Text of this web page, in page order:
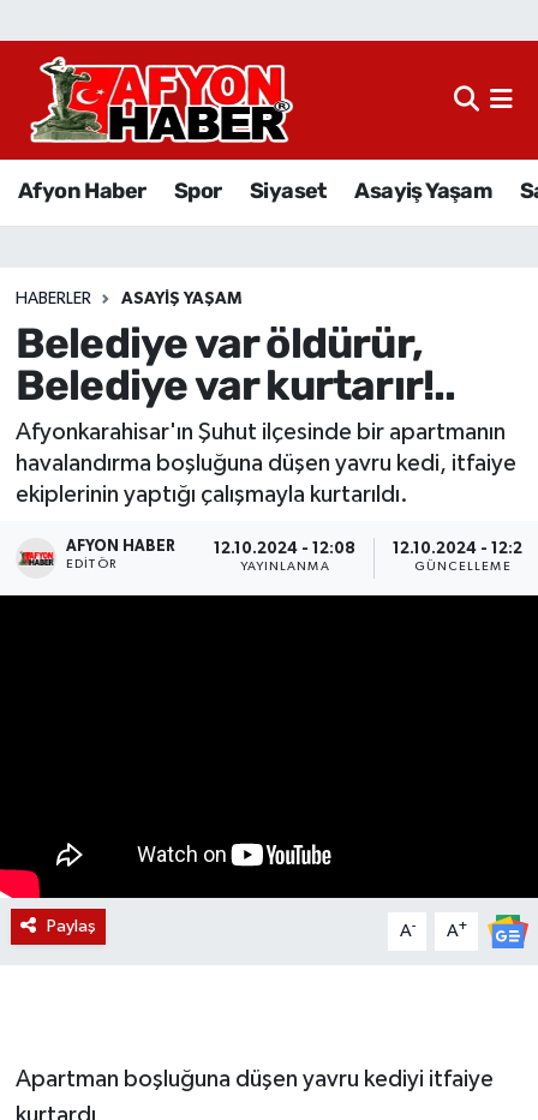
Afyon Haber Spor Siyaset Asayiş Yaşam
HABERLER ASAYIŞ YAŞAM
Belediye var öldürür,
Belediye var kurtarır!..
Afyonkarahisar'ın Şuhut ilçesinde bir apartmanın
havalandırma boşluğuna düşen yavru kedi, itfaiye
ekiplerinin yaptığı çalışmayla kurtarıldı.
AFYON HABER
EDITÖR
12.10.2024 - 12:08
YAYINLANMA
12.10.2024 - 12:23
GÜNCELLEME
Paylaş A- A+
Apartman boşluğuna düşen yavru kediyi itfaiye
kurtardı
Afyon Haber
Sağlık
Eğitim
Sivil Toplum